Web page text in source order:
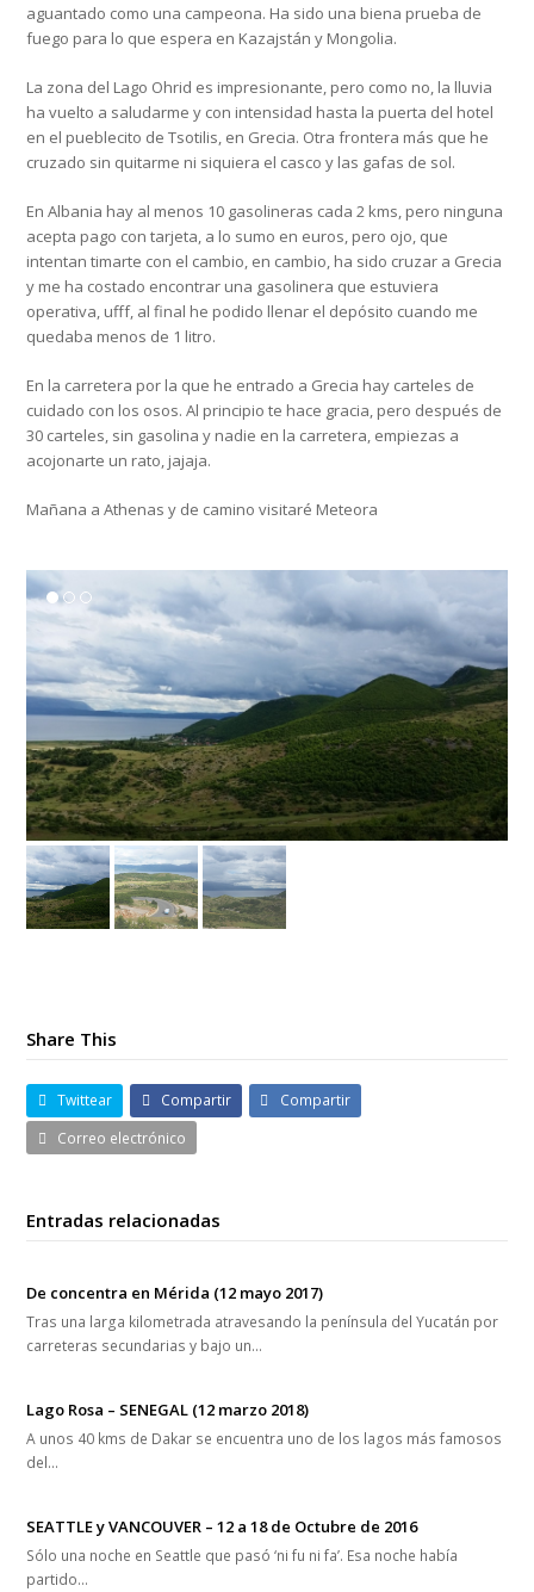
aguantado como una campeona. Ha sido una biena prueba de
fuego para lo que espera en Kazajstán y Mongolia.
La zona del Lago Ohrid es impresionante, pero como no, la lluvia
ha vuelto a saludarme y con intensidad hasta la puerta del hotel
en el pueblecito de Tsotilis, en Grecia. Otra frontera más que he
cruzado sin quitarme ni siquiera el casco y las gafas de sol.
En Albania hay al menos 10 gasolineras cada 2 kms, pero ninguna
acepta pago con tarjeta, a lo sumo en euros, pero ojo, que
intentan timarte con el cambio, en cambio, ha sido cruzar a Grecia
y me ha costado encontrar una gasolinera que estuviera
operativa, ufff, al final he podido llenar el depósito cuando me
quedaba menos de 1 litro.
En la carretera por la que he entrado a Grecia hay carteles de
cuidado con los osos. Al principio te hace gracia, pero después de
30 carteles, sin gasolina y nadie en la carretera, empiezas a
acojonarte un rato, jajaja.
Mañana a Athenas y de camino visitaré Meteora
Share This
Twittear Compartir
Compartir
Correo electrónico
Entradas relacionadas
De concentra en Mérida (12 mayo 2017)
Tras una larga kilometrada atravesando la península del Yucatán por
carreteras secundarias y bajo un…
Lago Rosa – SENEGAL (12 marzo 2018)
A unos 40 kms de Dakar se encuentra uno de los lagos más famosos
del…
SEATTLE y VANCOUVER – 12 a 18 de Octubre de 2016
Sólo una noche en Seattle que pasó ‘ni fu ni fa’. Esa noche había
partido…